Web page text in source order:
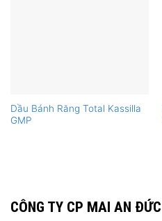
Dầu Bánh Răng Total Kassilla
GMP
CÔNG TY CP MAI AN ĐỨC